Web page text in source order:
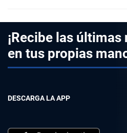
¡Recibe las
en tus propias
DESCARGA LA APP